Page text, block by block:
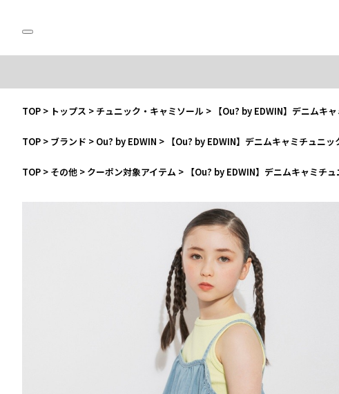
TOP > トップス > チュニック・キャミソール > 【Ou? by EDWIN】デニムキ
TOP > ブランド > Ou? by EDWIN > 【Ou? by EDWIN】デニムキャミチュニッ
TOP > その他 > クーポン対象アイテム > 【Ou? by EDWIN】デニムキャミチ